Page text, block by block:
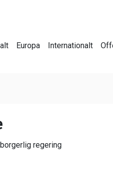
Europa Internationalt
regering